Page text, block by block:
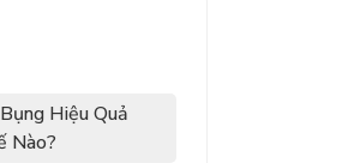
Hiệu Quả
Nào?